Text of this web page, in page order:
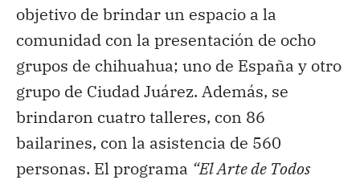
objetivo de brindar un espacio a la
comunidad con la presentación de ocho
grupos de chihuahua; uno de España y otro
grupo de Ciudad Juárez. Además, se
brindaron cuatro talleres, con 86
bailarines, con la asistencia de 560
personas. El programa “El Arte de Todos